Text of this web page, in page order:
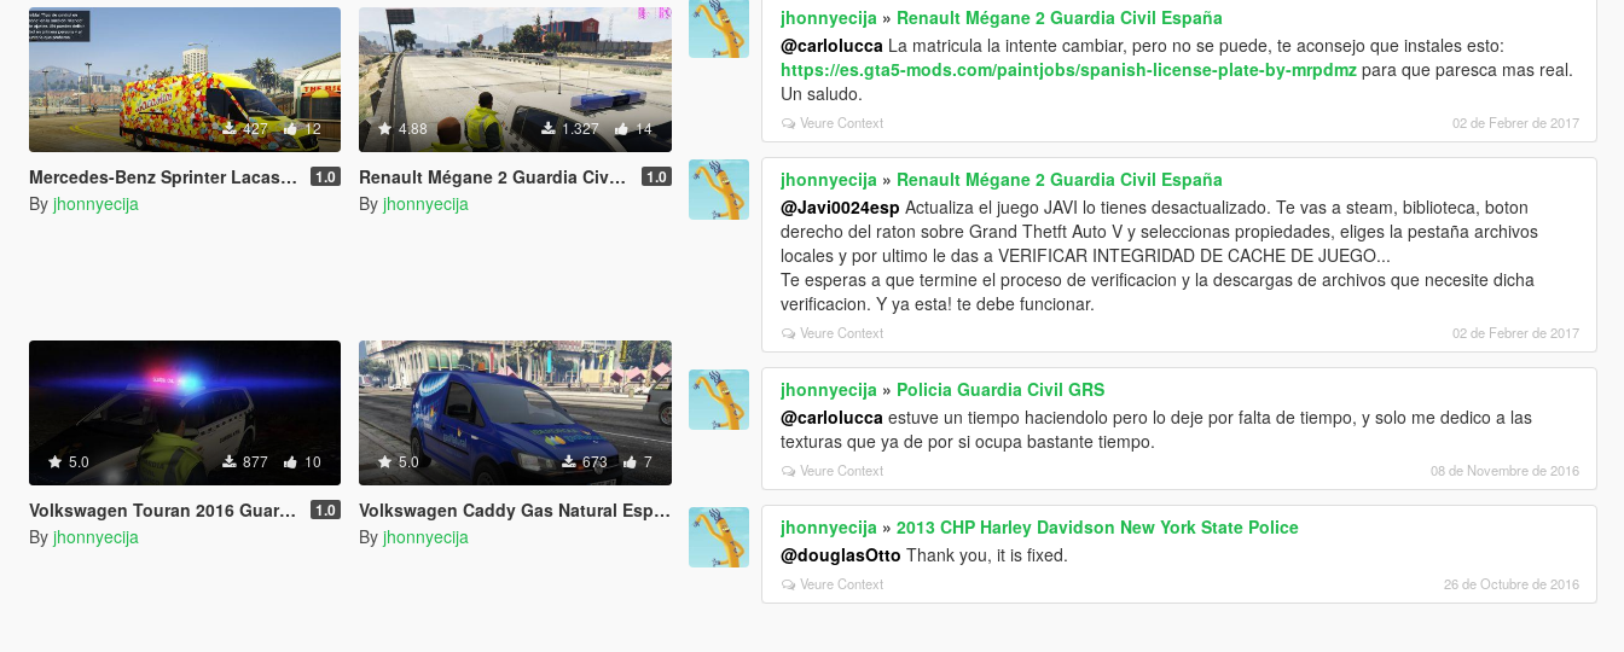
427 12
Mercedes-Benz Sprinter Lacasitos España 1.0
By jhonnyecija
4.88 1.327 14
Renault Mégane 2 Guardia Civil España 1.0
By jhonnyecija
5.0 877 10
Volkswagen Touran 2016 Guardia Civil España 1.0
By jhonnyecija
5.0 673 7
Volkswagen Caddy Gas Natural España (burrito)
By jhonnyecija
jhonnyecija » Renault Mégane 2 Guardia Civil España
@carlolucca La matricula la intente cambiar, pero no se puede, te aconsejo que instales esto:
https://es.gta5-mods.com/paintjobs/spanish-license-plate-by-mrpdmz para que paresca mas real.
Un saludo.
Veure Context 02 de Febrer de 2017
jhonnyecija » Renault Mégane 2 Guardia Civil España
@Javi0024esp Actualiza el juego JAVI lo tienes desactualizado. Te vas a steam, biblioteca, boton
derecho del raton sobre Grand Thetft Auto V y seleccionas propiedades, eliges la pestaña archivos
locales y por ultimo le das a VERIFICAR INTEGRIDAD DE CACHE DE JUEGO...
Te esperas a que termine el proceso de verificacion y la descargas de archivos que necesite dicha
verificacion. Y ya esta! te debe funcionar.
Veure Context 02 de Febrer de 2017
jhonnyecija » Policia Guardia Civil GRS
@carlolucca estuve un tiempo haciendolo pero lo deje por falta de tiempo, y solo me dedico a las
texturas que ya de por si ocupa bastante tiempo.
Veure Context 08 de Novembre de 2016
jhonnyecija »2013 CHP Harley Davidson New York State Police
@douglasOtto Thank you, it is fixed.
Veure Context 26 de Octubre de 2016